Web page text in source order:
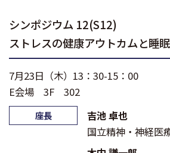
シンポジウム 12(S12)
ストレスの健康アウトカムと睡
7月23日（木）13：30-15：00
E会場 3F 302
座長
吉池 卓也
国立精神・神経医